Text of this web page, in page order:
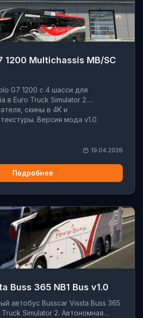
1200 Multichassis MB/SC
G7 1200 с 4 шасси для
в Euro Truck Simulator 2.
скины в 4K и
Версия мода v1.0.
19.04.2026
Подробнее
Buss 365 NB1 Bus v1.0
автобус Busscar Vissta Buss 365
Truck Simulator 2. Автономная